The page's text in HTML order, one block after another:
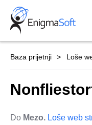
Skip
content
Baza prijetnji Loše
Do Mezo. Loše web